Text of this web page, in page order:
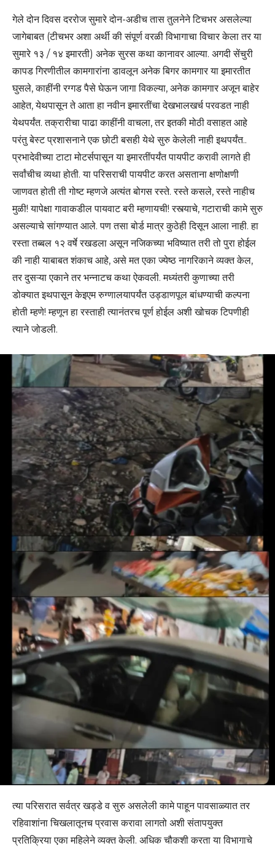
गेले दोन दिवस दररोज सुमारे दोन-अडीच तास तुलनेने टिचभर असलेल्या
जागेबाबत (टीचभर अशा अर्थी की संपूर्ण वरळी विभागाचा विचार केला तर या
सुमारे १३ / १४ इमारती) अनेक सुरस कथा कानावर आल्या. अगदी सेंचुरी
कापड गिरणीतील कामगारांना डावलून अनेक बिगर कामगार या इमारतीत
घुसले, काहींनी रग्गड पैसे घेऊन जागा विकल्या, अनेक कामगार अजून बाहेर
आहेत, येथपासून ते आता हा नवीन इमारतींचा देखभालखर्च परवडत नाही
येथपर्यंत. तक्रारीचा पाढा काहींनी वाचला, तर इतकी मोठी वसाहत आहे
परंतु बेस्ट प्रशासनाने एक छोटी बसही येथे सुरु केलेली नाही इथपर्यंत..
प्रभादेवीच्या टाटा मोटर्सपासून या इमारतींपर्यंत पायपीट करावी लागते ही
सर्वांचीच व्यथा होती. या परिसराची पायपीट करत असताना क्षणोक्षणी
जाणवत होती ती गोष्ट म्हणजे अत्यंत बोगस रस्ते. रस्ते कसले, रस्ते नाहीच
मुळी! यापेक्षा गावाकडील पायवाट बरी म्हणायची! रस्त्याचे, गटाराची कामे सुरु
असल्याचे सांगण्यात आले. पण तसा बोर्ड मात्र कुठेही दिसून आला नाही. हा
रस्ता तब्बल १२ वर्षे रखडला असून नजिकच्या भविष्यात तरी तो पुरा होईल
की नाही याबाबत शंकाच आहे, असे मत एका ज्येष्ठ नागरिकाने व्यक्त केल,
तर दुसऱ्या एकाने तर भन्नाटच कथा ऐकवली. मध्यंतरी कुणाच्या तरी
डोक्यात इथपासून केइएम रुग्णालयापर्यंत उड्डाणपूल बांधण्याची कल्पना
होती म्हणे! म्हणून हा रस्ताही त्यानंतरच पूर्ण होईल अशी खोचक टिपणीही
त्याने जोडली.
त्या परिसरात सर्वत्र खड्डे व सुरु असलेली कामे पाहून पावसाळ्यात तर
रहिवाशांना चिखलातूनच प्रवास करावा लागतो अशी संतापयुक्त
प्रतिक्रिया एका महिलेने व्यक्त केली. अधिक चौकशी करता या विभागाचे